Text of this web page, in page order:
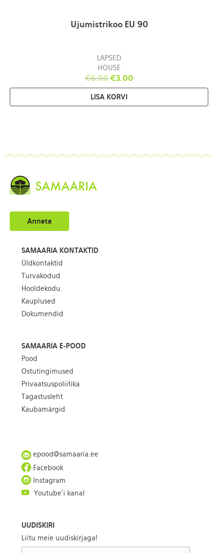
Ujumistrikoo EU 90
LAPSED
HOUSE
€6.00 €3.00
LISA KORVI
Anneta
SAMAARIA KONTAKTID
Üldkontaktid
Turvakodud
Hooldekodu
Kauplused
Dokumendid
SAMAARIA E-POOD
Pood
Ostutingimused
Privaatsuspoliitika
Tagastusleht
Kaubamärgid
epood@samaaria.ee
Facebook
Instagram
Youtube'i kanal
UUDISKIRI
Liitu meie uudiskirjaga!